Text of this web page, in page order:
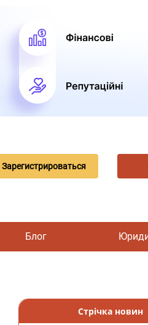
Зарегистрироваться
Блог
Стрічка новин